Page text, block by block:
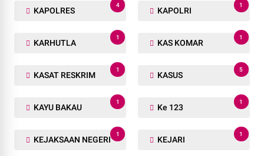
KAPOLRES
4
KAPOLRI
1
KARHUTLA
1
KAS KOMAR
1
KASAT RESKRIM
1
KASUS
5
KAYU BAKAU
1
Ke 123
1
KEJAKSAAN NEGERI
1
KEJARI
1